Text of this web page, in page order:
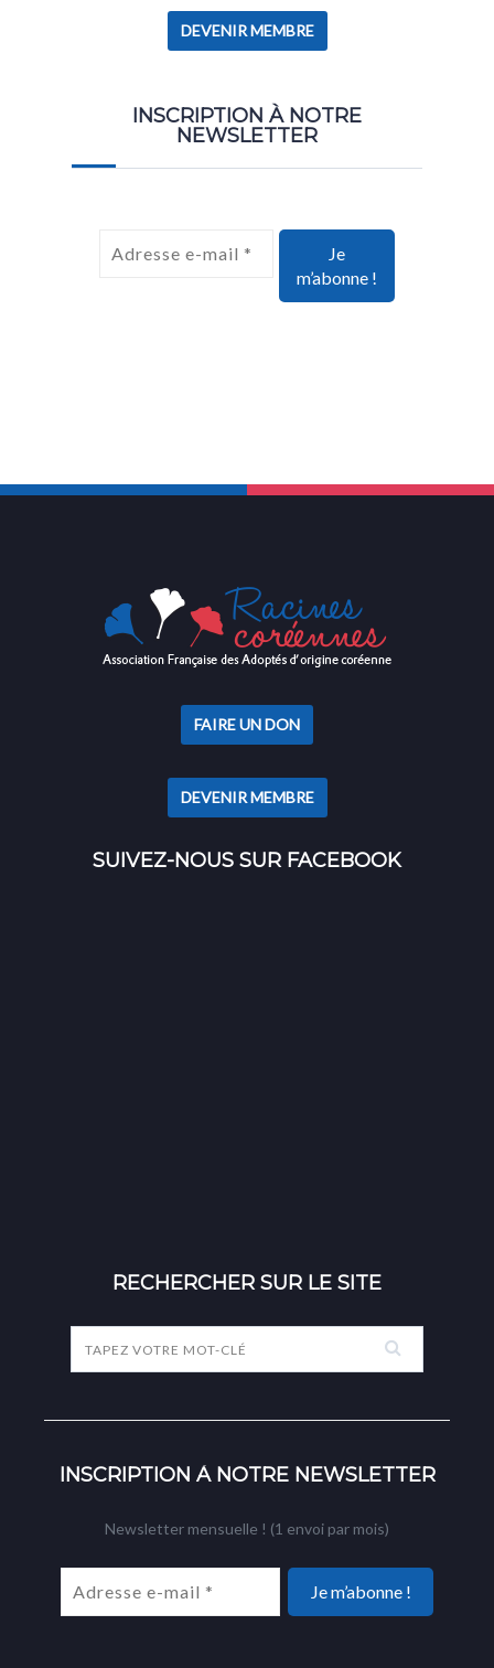
DEVENIR MEMBRE
INSCRIPTION À NOTRE
NEWSLETTER
FAIRE UN DON
DEVENIR MEMBRE
SUIVEZ-NOUS SUR FACEBOOK
RECHERCHER SUR LE SITE
INSCRIPTION À NOTRE NEWSLETTER
Newsletter mensuelle ! (1 envoi par mois)